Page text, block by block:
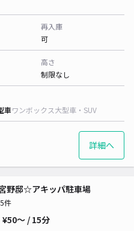
再入庫
可
高さ
制限なし
車ワンボックス大型車・SUV
詳細へ
野邸☆アキッパ駐車場
件
¥50〜 / 15分